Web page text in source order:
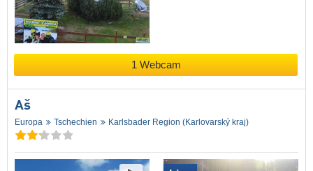
1 Webcam
Aš
Europa Tschechien Karlsbader Region (Karlovarský kraj)